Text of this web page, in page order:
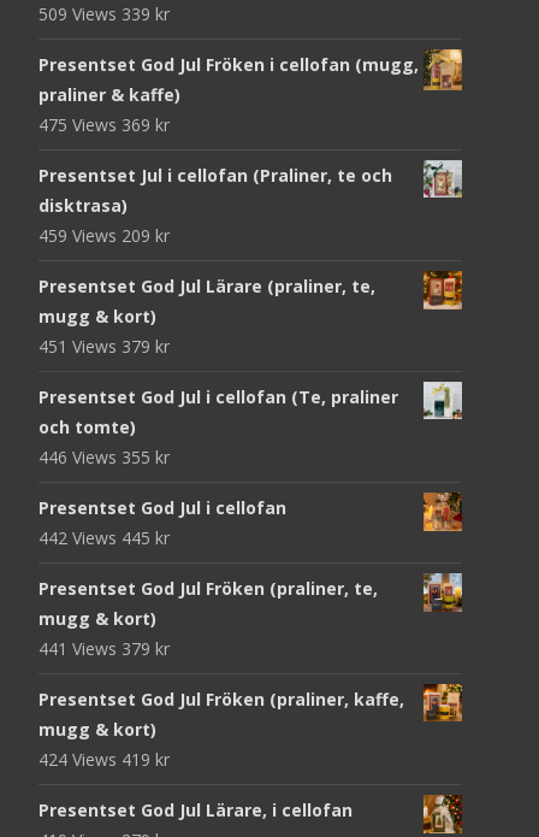
509 Views 339 kr
Presentset God Jul Fröken i cellofan (mugg,
praliner & kaffe)
475 Views 369 kr
Presentset Jul i cellofan (Praliner, te och
disktrasa)
459 Views 209 kr
Presentset God Jul Lärare (praliner, te,
mugg & kort)
451 Views 379 kr
Presentset God Jul i cellofan (Te, praliner
och tomte)
446 Views 355 kr
Presentset God Jul i cellofan
442 Views 445 kr
Presentset God Jul Fröken (praliner, te,
mugg & kort)
441 Views 379 kr
Presentset God Jul Fröken (praliner, kaffe,
mugg & kort)
424 Views 419 kr
Presentset God Jul Lärare, i cellofan